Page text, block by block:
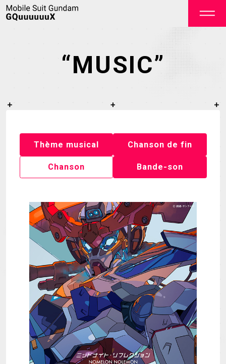
NEWS
STORY CHARACTER
MECHA GOODS
GALLERY MUSIC
THEATER
LANGUAGE
“MUSIC”
Thème musical Chanson de fin
Chanson Bande-son